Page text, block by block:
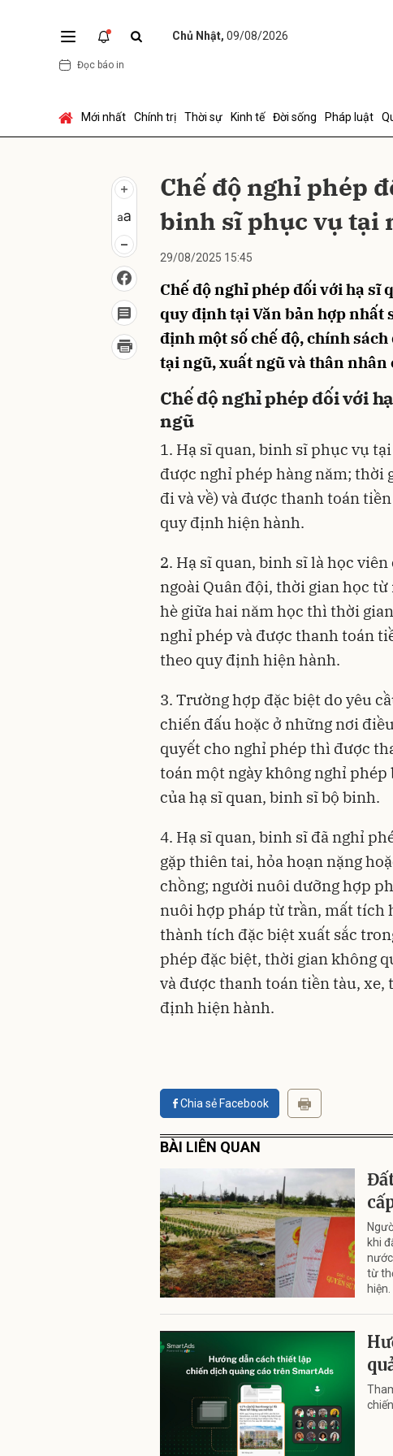
Chủ Nhật, 09/08/2026
Đọc báo in
Mới nhất Chính trị Thời sự Kinh tế Đời sống Pháp luật
Chế độ nghỉ phép
binh sĩ phục vụ tại
29/08/2025 15:45
Chế độ nghỉ phép đối với hạ sĩ
quy định tại Văn bản hợp nhất
định một số chế độ, chính
tại ngũ, xuất ngũ và thân
Chế độ nghỉ phép đối với
ngũ
1. Hạ sĩ quan, binh sĩ phục vụ
được nghỉ phép hàng năm; thời
đi và về) và được thanh toán
quy định hiện hành.
2. Hạ sĩ quan, binh sĩ là học
ngoài Quân đội, thời gian học
hè giữa hai năm học thì thời
nghỉ phép và được thanh toán
theo quy định hiện hành.
3. Trường hợp đặc biệt do yêu
chiến đấu hoặc ở những nơi
quyết cho nghỉ phép thì được
toán một ngày không nghỉ phép
của hạ sĩ quan, binh sĩ bộ binh.
4. Hạ sĩ quan, binh sĩ đã nghỉ
gặp thiên tai, hỏa hoạn nặng
chồng; người nuôi dưỡng hợp
nuôi hợp pháp từ trần, mất tích
thành tích đặc biệt xuất sắc
phép đặc biệt, thời gian không
và được thanh toán tiền tàu,
định hiện hành.
Chia sẻ Facebook
BÀI LIÊN QUAN
khi
từ
hiện.
Gửi